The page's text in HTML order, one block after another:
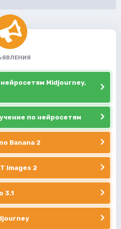
Midjourney,
по нейросетям
Banana 2
Images 2
3.1